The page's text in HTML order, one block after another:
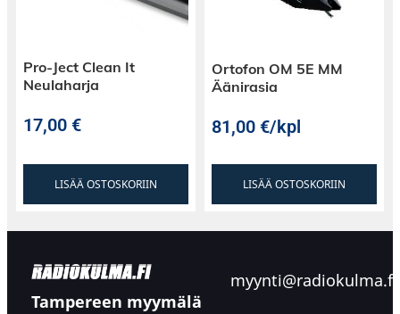
Pro-Ject Clean It
Neulaharja
17,00€
LISÄÄ OSTOSKORIIN
Ortofon OM 5E MM
Äänirasia
81,00€/kpl
LISÄÄ OSTOSKORIIN
Tampereen myymälä
myynti@radiokulma.fi